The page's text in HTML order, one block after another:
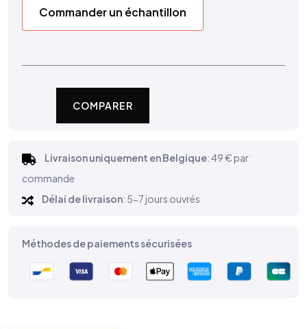
Commander un échantillon
COMPARER
Livraison uniquement en Belgique: 49 € par
commande
Délai de livraison: 5-7 jours ouvrés
Méthodes de paiements sécurisées